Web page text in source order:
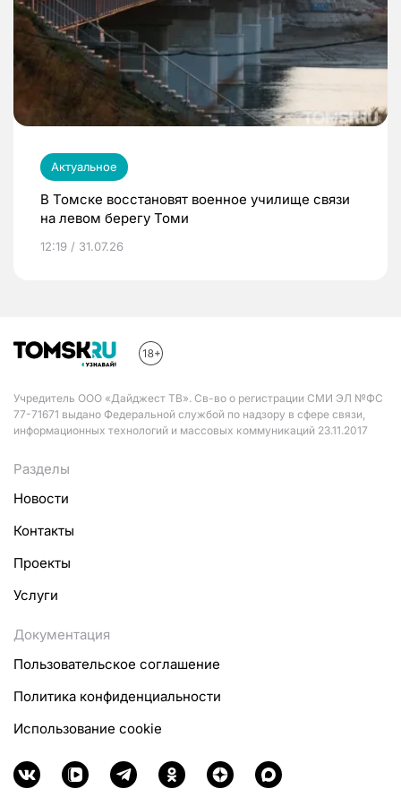
Актуальное
В Томске восстановят военное училище связи
на левом берегу Томи
12:19 / 31.07.26
Учредитель ООО «Дайджест ТВ». Св-во о регистрации СМИ ЭЛ №ФС
77-71671 выдано Федеральной службой по надзору в сфере связи,
информационных технологий и массовых коммуникаций 23.11.2017
Разделы
Новости
Контакты
Проекты
Услуги
Документация
Пользовательское соглашение
Политика конфиденциальности
Использование cookie